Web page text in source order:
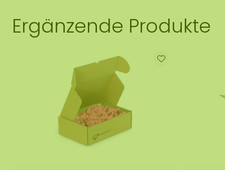
Ergänzende Produkte